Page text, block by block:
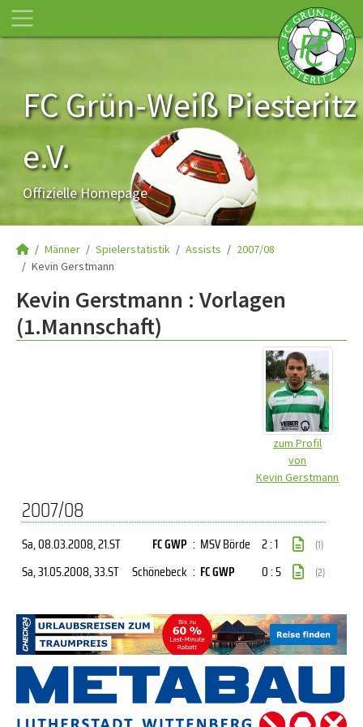
FC Grün-Weiß Piesteritz
e.V.
Offizielle Homepage
Männer Spielerstatistik Assists
2007/08
Kevin Gerstmann
Kevin Gerstmann : Vorlagen
(1.Mannschaft)
zum Profil
von
Kevin Gerstmann
2007/08
Sa, 08.03.2008, 21.ST FC GWP : MSV Börde 2 : 1 (1)
Sa, 31.05.2008, 33.ST Schönebeck : FC GWP 0 : 5 (2)